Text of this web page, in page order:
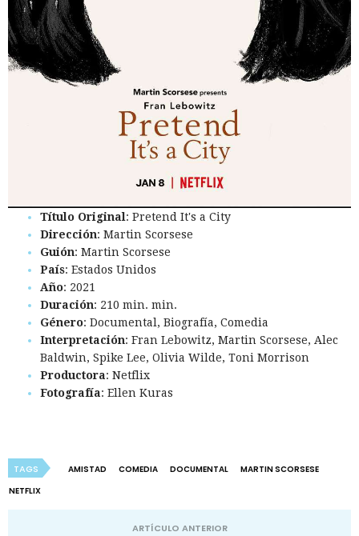
Título Original: Pretend It's a City
Dirección: Martin Scorsese
Guión: Martin Scorsese
País: Estados Unidos
Año: 2021
Duración: 210 min. min.
Género: Documental, Biografía, Comedia
Interpretación: Fran Lebowitz, Martin Scorsese, Alec
Baldwin, Spike Lee, Olivia Wilde, Toni Morrison
Productora: Netflix
Fotografía: Ellen Kuras
TAGS AMISTAD COMEDIA DOCUMENTAL
MARTIN SCORSESE
NETFLIX
ARTÍCULO ANTERIOR